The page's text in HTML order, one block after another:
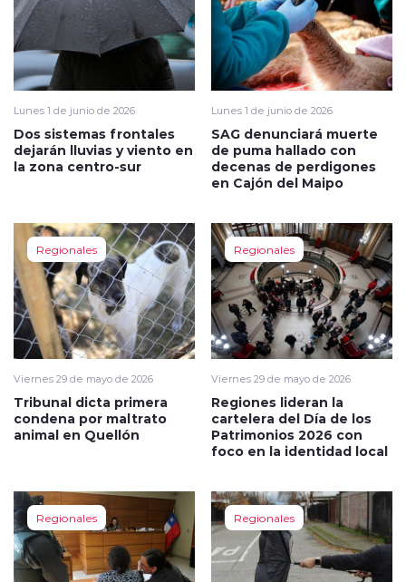
Lunes 1 de junio de 2026
Dos sistemas frontales
dejarán lluvias y viento en
la zona centro-sur
Lunes 1 de junio de 2026
SAG denunciará muerte
de puma hallado con
decenas de perdigones
en Cajón del Maipo
Regionales
Viernes 29 de mayo de 2026
Tribunal dicta primera
condena por maltrato
animal en Quellón
Regionales
Viernes 29 de mayo de 2026
Regiones lideran la
cartelera del Día de los
Patrimonios 2026 con
foco en la identidad local
Regionales Regionales